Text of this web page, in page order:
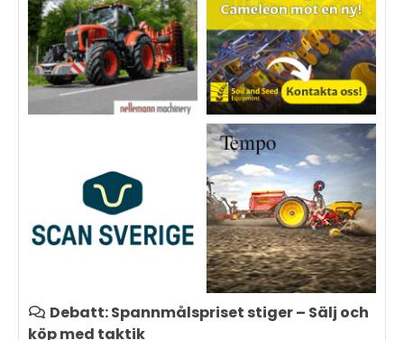
Debatt: Spannmålspriset stiger – Sälj och
köp med taktik